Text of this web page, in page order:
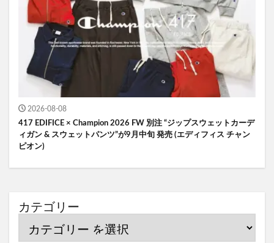
2026-08-08
417 EDIFICE × Champion 2026 FW 別注 “ジップスウェットカーデ
ィガン & スウェットパンツ”が9月中旬 発売 (エディフィス チャン
ピオン)
カテゴリー